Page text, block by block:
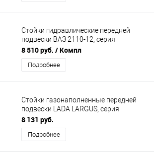
Стойки гидравлические передней
подвески ВАЗ 2110-12, серия
КомфортCLASSIC
8 510 руб. / Компл
Подробнее
Стойки газонаполненные передней
подвески LADA LARGUS, серия
КомфортPRO
8 131 руб.
Подробнее